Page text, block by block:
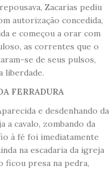
Zacarias pediu
autorização concedida,
e começou a orar com
as correntes que o
se de seus pulsos,
liberdade.
FERRADURA
e desdenhando da
cavalo, zombando da
à fé foi imediatamente
na escadaria da igreja
ficou presa na pedra,